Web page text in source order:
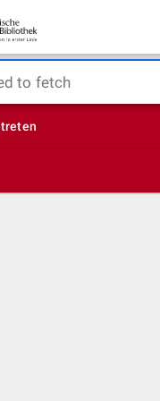
to fetch